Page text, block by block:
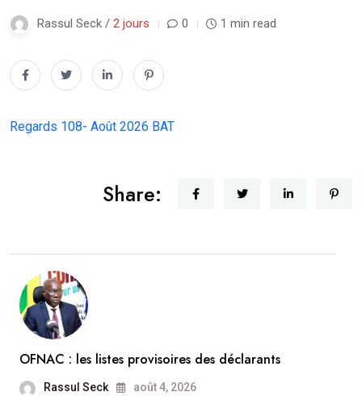
Rassul Seck / 2 jours 0 1 min read
Regards 108- Août 2026 BAT
Share:
OFNAC : les listes provisoires des déclarants
Rassul Seck août 4, 2026